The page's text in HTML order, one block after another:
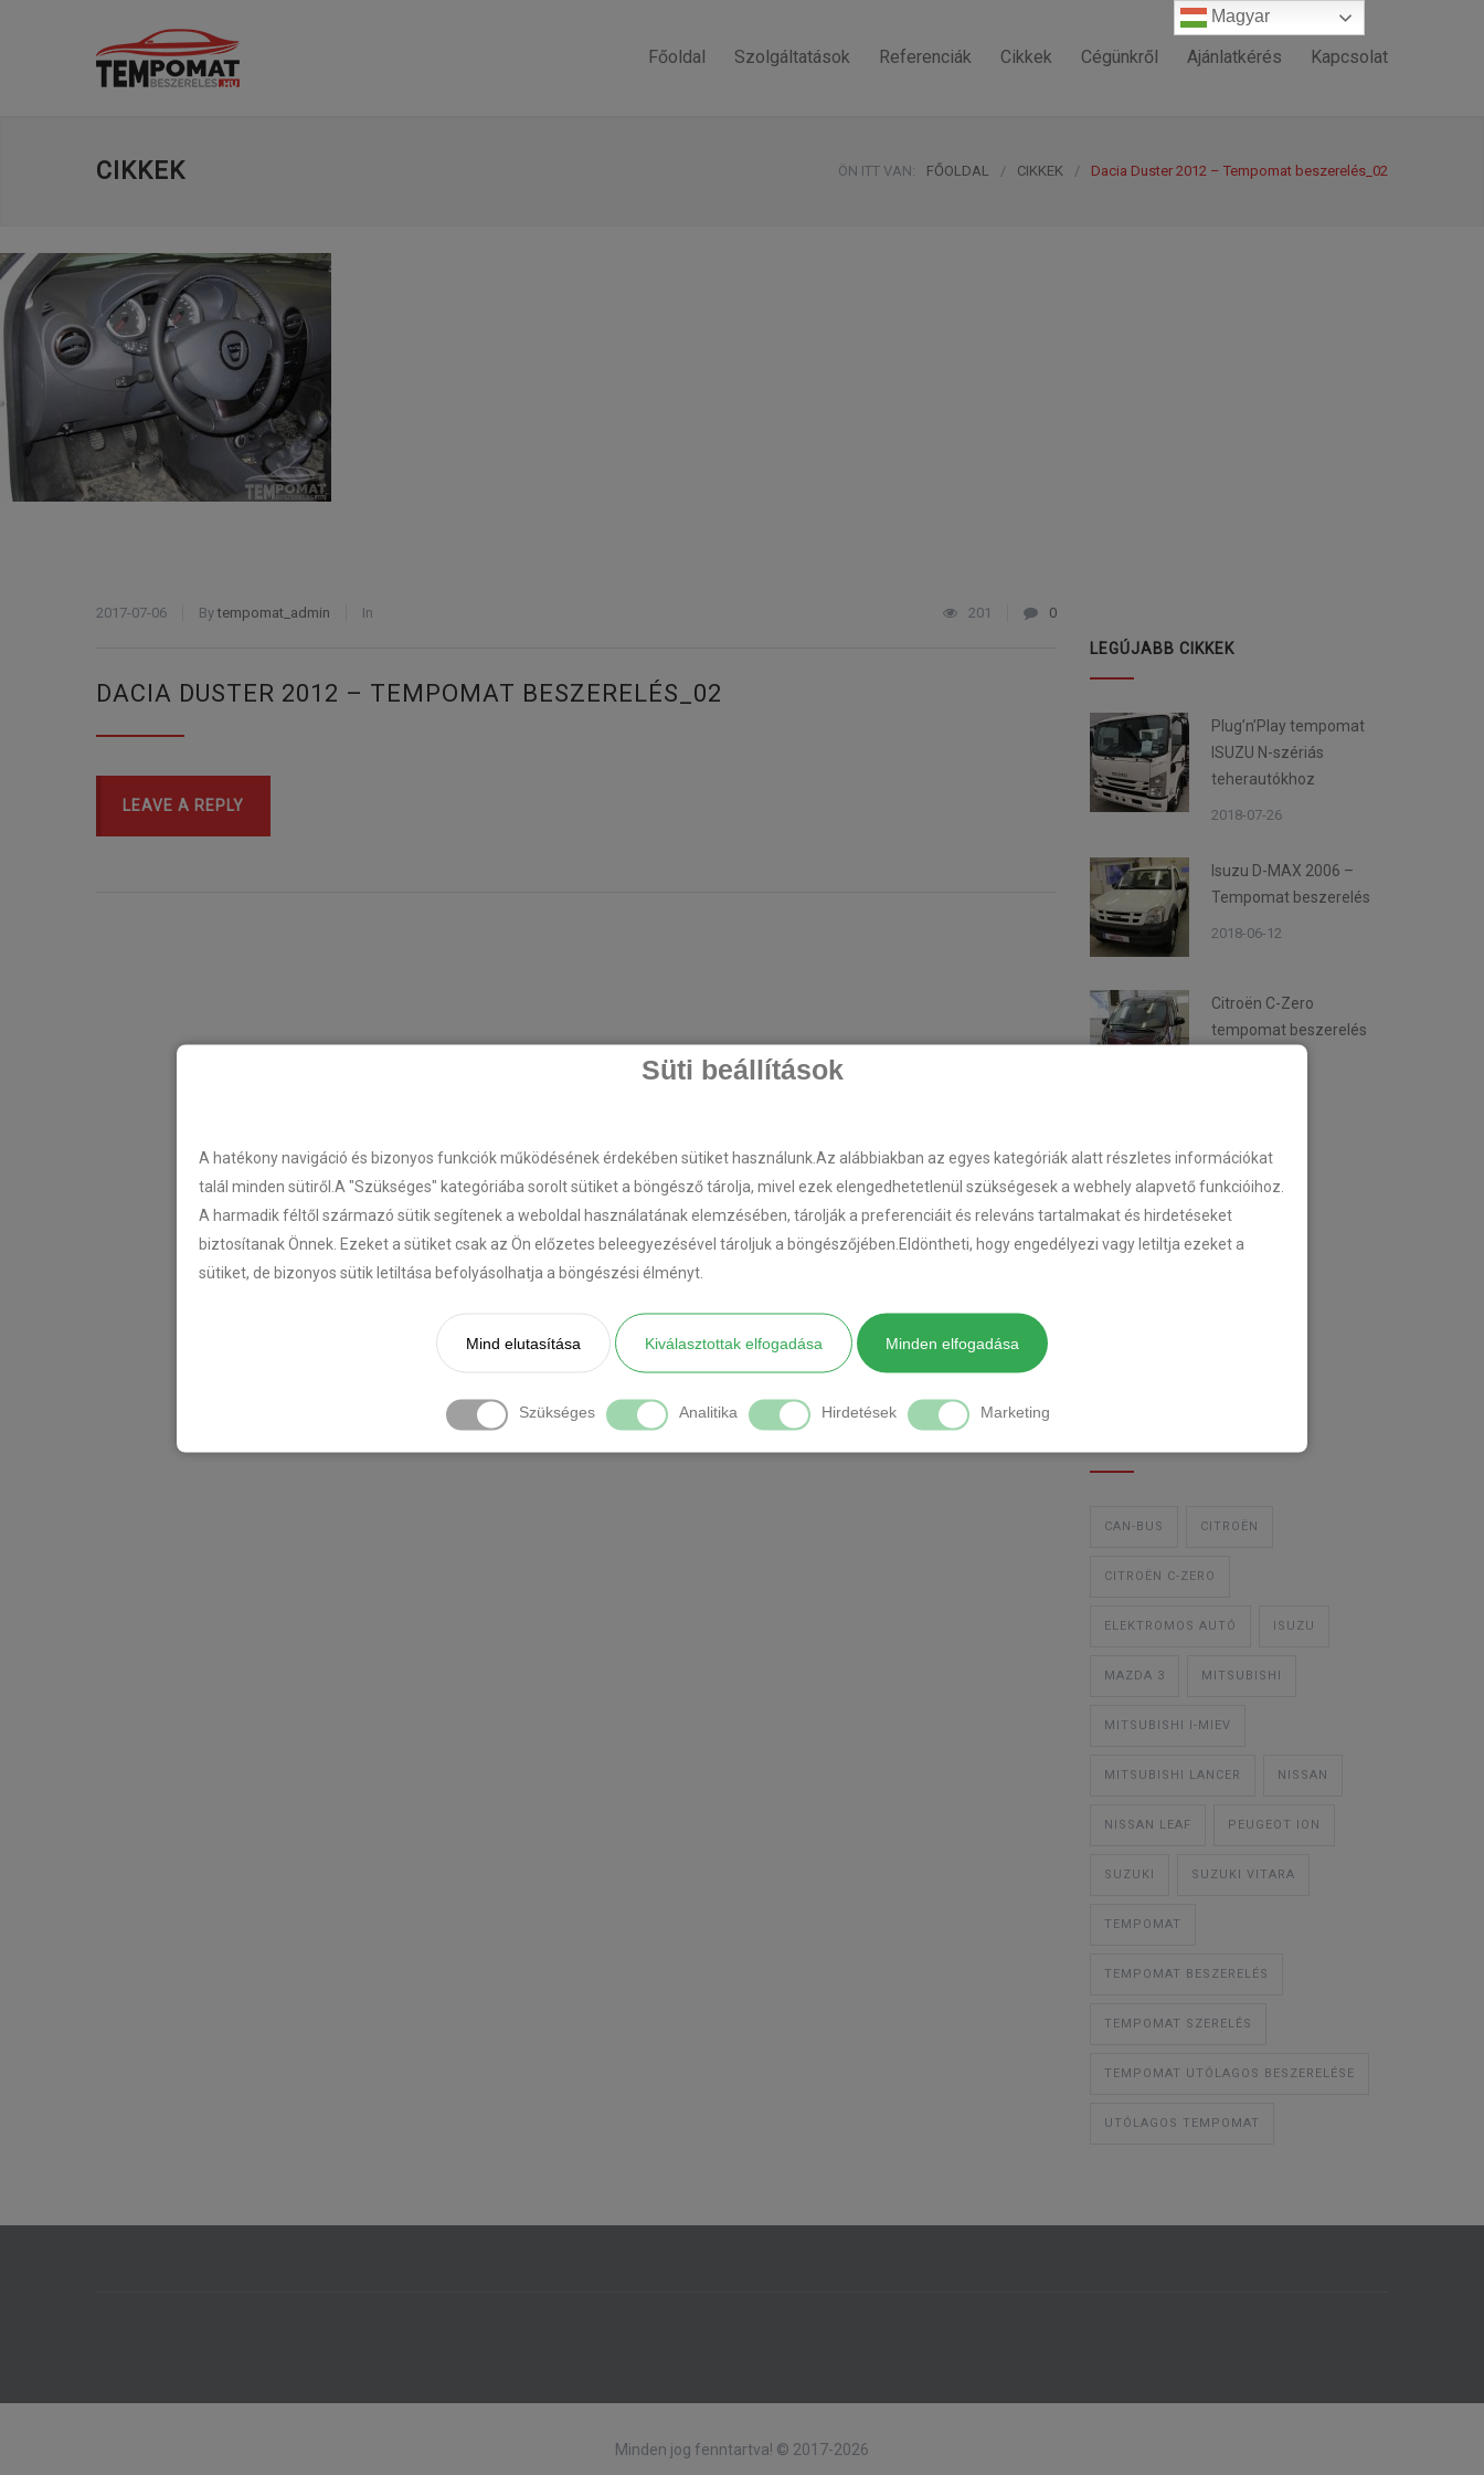
Süti beállítások
A hatékony navigáció és bizonyos funkciók működésének érdekében sütiket használunk.Az alábbiakban az egyes kategóriák alatt részletes információkat
talál minden sütiről.A "Szükséges" kategóriába sorolt sütiket a böngésző tárolja, mivel ezek elengedhetetlenül szükségesek a webhely alapvető funkcióihoz.
A harmadik féltől származó sütik segítenek a weboldal használatának elemzésében, tárolják a preferenciáit és releváns tartalmakat és hirdetéseket
biztosítanak Önnek. Ezeket a sütiket csak az Ön előzetes beleegyezésével tároljuk a böngészőjében.Eldöntheti, hogy engedélyezi vagy letiltja ezeket a
sütiket, de bizonyos sütik letiltása befolyásolhatja a böngészési élményt.
Mind elutasítása Kiválasztottak elfogadása Minden elfogadása
Szükséges Analitika Hirdetések Marketing
Főoldal Szolgáltatások Referenciák Cikkek Cégünkről Ajánlatkérés Kapcsolat
CIKKEK ÖN ITT VAN: FŐOLDAL / CIKKEK / Dacia Duster 2012 – Tempomat beszerelés_02
2017-07-06 Bytempomat_admin In 201 0
DACIA DUSTER 2012 – TEMPOMAT BESZERELÉS_02
LEAVE A REPLY
LEGÚJABB CIKKEK
Plug’n’Play tempomat
ISUZU N-szériás
teherautókhoz
2018-07-26
Isuzu D-MAX 2006 –
Tempomat beszerelés
2018-06-12
Citroën C-Zero
tempomat beszerelés
KATEGÓRIA
TEMPOMAT
CAN-BUS CITROËN
CITROËN C-ZERO
ELEKTROMOS AUTÓ ISUZU
MAZDA 3 MITSUBISHI
MITSUBISHI I-MIEV
MITSUBISHI LANCER NISSAN
NISSAN LEAF PEUGEOT ION
SUZUKI SUZUKI VITARA
TEMPOMAT
TEMPOMAT BESZERELÉS
TEMPOMAT SZERELÉS
TEMPOMAT UTÓLAGOS BESZERELÉSE
UTÓLAGOS TEMPOMAT
Minden jog fenntartva! © 2017-2026
Magyar